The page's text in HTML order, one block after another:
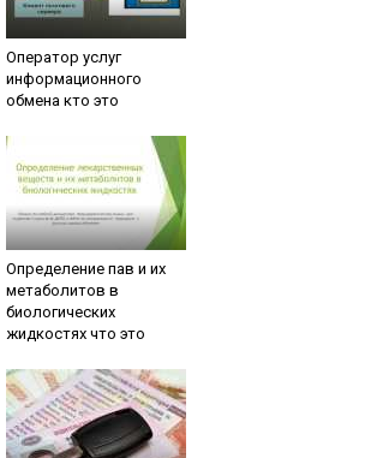
Оператор услуг
информационного
обмена кто это
Определение пав и их
метаболитов в
биологических
жидкостях что это